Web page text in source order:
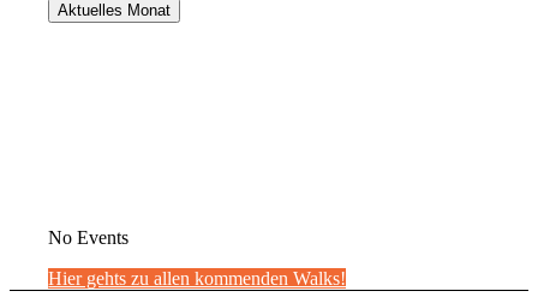
Aktuelles Monat
No Events
Hier gehts zu allen kommenden Walks!